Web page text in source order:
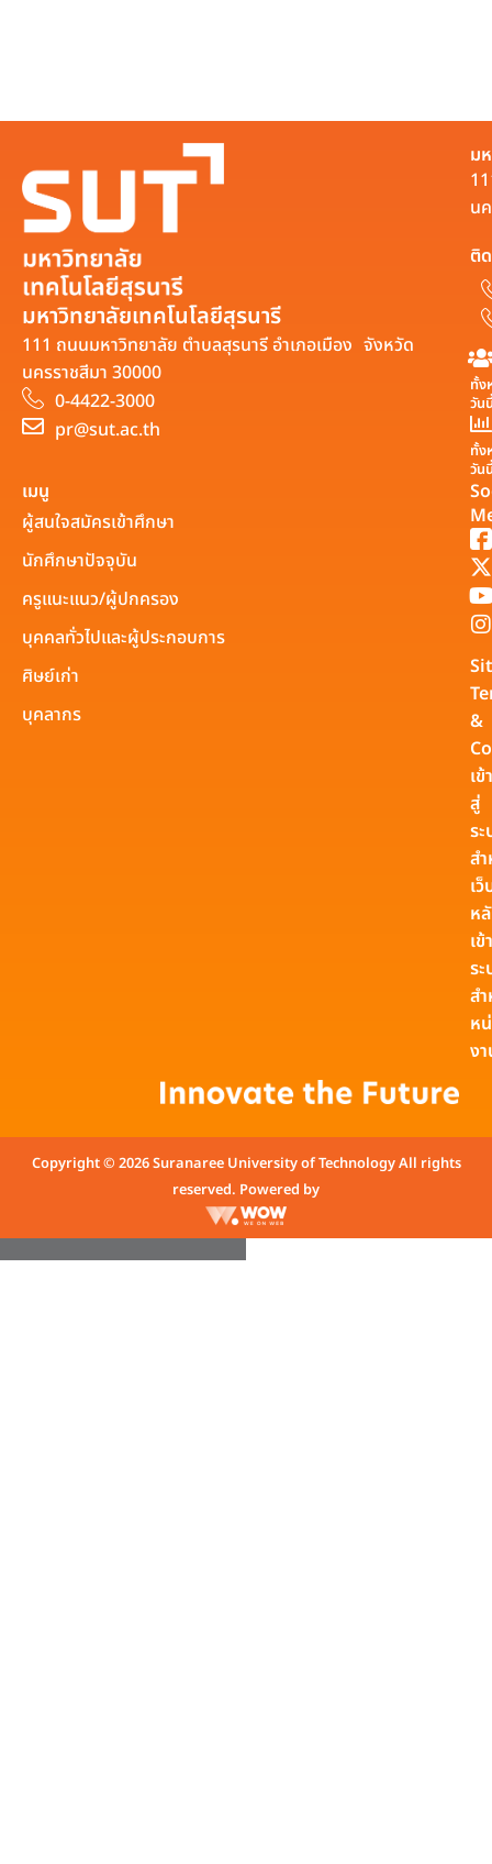
มหาวิทยาลัยเทคโนโลยีสุรนารี
111 ถนนมหาวิทยาลัย ตำบลสุรนารี อำเภอเมือง จังหวัด
นครราชสีมา 30000
0-4422-3000
pr@sut.ac.th
ม
น
ติ
ทั้ง
วัน
ทั้ง
วัน
เมนู
ผู้สนใจสมัครเข้าศึกษา
นักศึกษาปัจจุบัน
ครูแนะแนว/ผู้ปกครอง
บุคคลทั่วไปและผู้ประกอบการ
ศิษย์เก่า
บุคลากร
&
เข้า
สู่
ร
ส
เ
ห
เข้
ร
ส
ห
ง
Copyright © 2026 Suranaree University of Technology All rights
reserved. Powered by